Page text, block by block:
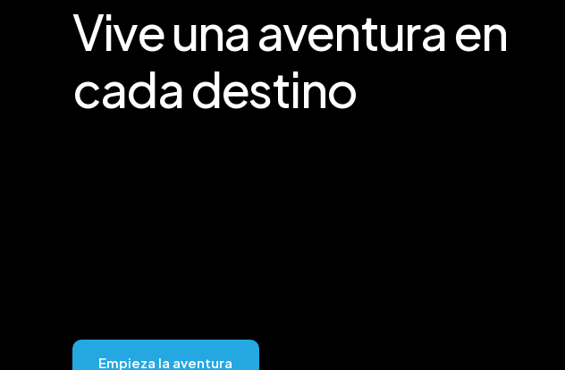
Viveunaaventuraen
cadadestino
Empieza la aventura